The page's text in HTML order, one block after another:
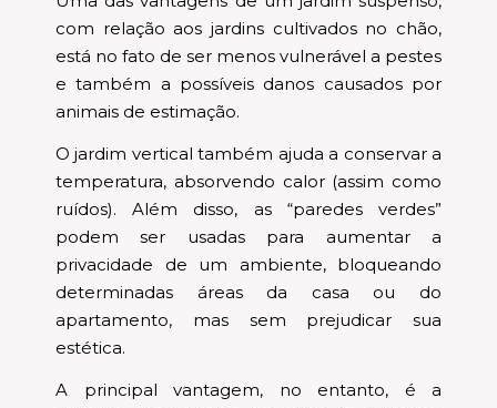
com relação aos jardins cultivados no chão,
está no fato de ser menos vulnerável a pestes
e também a possíveis danos causados por
animais de estimação.
O jardim vertical também ajuda a conservar a
temperatura, absorvendo calor (assim como
ruídos). Além disso, as “paredes verdes”
podem ser usadas para aumentar a
privacidade de um ambiente, bloqueando
determinadas áreas da casa ou do
apartamento, mas sem prejudicar sua
estética.
A principal vantagem, no entanto, é a